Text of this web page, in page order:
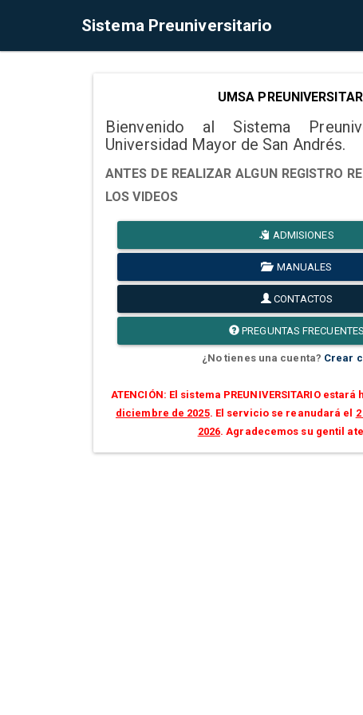
Sistema Preuniversitario
UMSA
Bienvenido al Sistema
Universidad Mayor de San Andrés.
ANTES DE REALIZAR ALGUN REGISTRO
LOS VIDEOS
ADMISIONES
MANUALES
CONTACTOS
PREGUNTAS FRECUENTES
¿No tienes una cuenta? Crear
ATENCIÓN: El sistema PREUNIVERSITARIO
diciembre de 2025. El servicio se reanudará el
2026. Agradecemos su gentil